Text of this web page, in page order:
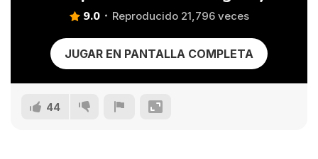
9.0 Reproducido 21,796 veces
JUGAR EN PANTALLA COMPLETA
44